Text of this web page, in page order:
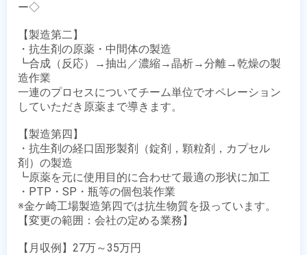
ー◇
【製造第二】
・抗生剤の原薬・中間体の製造
┗合成（反応）→抽出／濃縮→晶析→分離→乾燥の製
造作業
一連のプロセスについてチーム単位でオペレーション
していただき原薬まで導きます。
【製造第四】
・抗生剤の経口固形製剤（錠剤，顆粒剤，カプセル
剤）の製造
┗原薬を元に使用目的に合わせて最適の形状に加工
・PTP・SP・瓶等の個包装作業
※金ケ崎工場製造第四では抗生物質を扱っています。
【変更の範囲：会社の定める業務】
【月収例】27万～35万円